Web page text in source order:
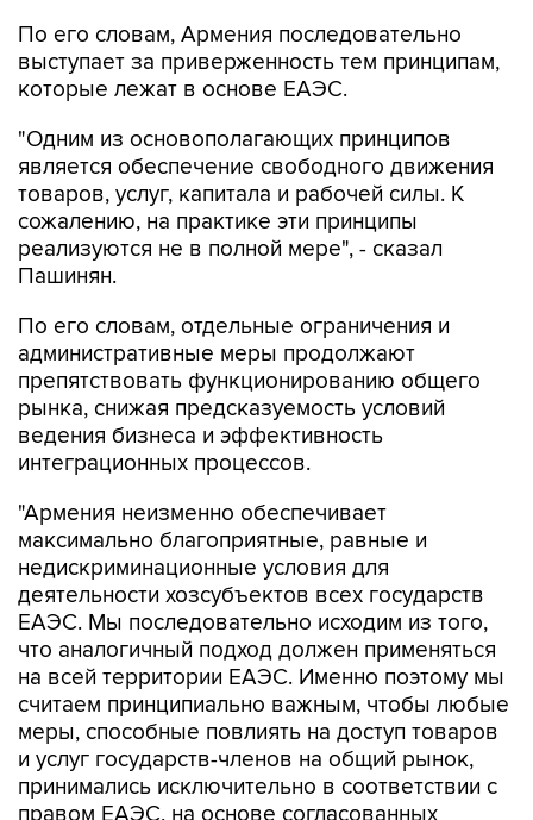
По его словам, Армения последовательно
выступает за приверженность тем принципам,
которые лежат в основе ЕАЭС.
"Одним из основополагающих принципов
является обеспечение свободного движения
товаров, услуг, капитала и рабочей силы. К
сожалению, на практике эти принципы
реализуются не в полной мере", - сказал
Пашинян.
По его словам, отдельные ограничения и
административные меры продолжают
препятствовать функционированию общего
рынка, снижая предсказуемость условий
ведения бизнеса и эффективность
интеграционных процессов.
"Армения неизменно обеспечивает
максимально благоприятные, равные и
недискриминационные условия для
деятельности хозсубъектов всех государств
ЕАЭС. Мы последовательно исходим из того,
что аналогичный подход должен применяться
на всей территории ЕАЭС. Именно поэтому мы
считаем принципиально важным, чтобы любые
меры, способные повлиять на доступ товаров
и услуг государств-членов на общий рынок,
принимались исключительно в соответствии с